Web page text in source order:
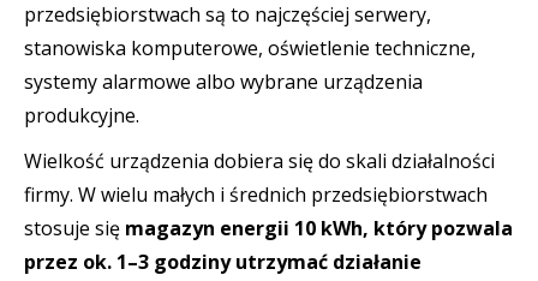
przedsiębiorstwach są to najczęściej serwery,
stanowiska komputerowe, oświetlenie techniczne,
systemy alarmowe albo wybrane urządzenia
produkcyjne.
Wielkość urządzenia dobiera się do skali działalności
firmy. W wielu małych i średnich przedsiębiorstwach
stosuje się magazyn energii 10 kWh, który pozwala
przez ok. 1–3 godziny utrzymać działanie